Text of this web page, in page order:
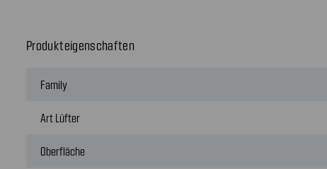
Produkteigenschaften
Family
Art Lüfter
Oberfläche